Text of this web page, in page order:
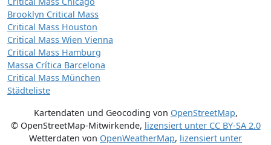
Brooklyn Critical Mass
Critical Mass Houston
Critical Mass Wien Vienna
Critical Mass Hamburg
Massa Crítica Barcelona
Critical Mass München
Städteliste
Kartendaten und Geocoding von OpenStreetMap,
© OpenStreetMap-Mitwirkende, lizensiert unter CC BY-SA 2.0
Wetterdaten von OpenWeatherMap, lizensiert unter